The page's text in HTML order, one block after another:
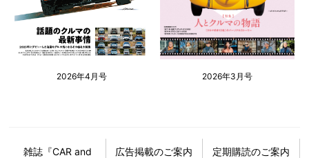
2026年4月号 2026年3月号
雑誌『CAR and
広告掲載のご案内
定期購読のご案内